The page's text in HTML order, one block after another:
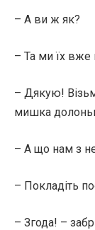
– А ви ж як?
– Та ми їх вже
– Дякую!
мишка
– А що нам з
– Покладіть
– Згода! –